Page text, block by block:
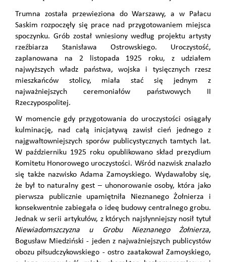
Trumna została przewieziona do Warszawy, a w Pałacu
Saskim rozpoczęły się prace nad przygotowaniem miejsca
spoczynku. Grób został wniesiony według projektu artysty
rzeźbiarza Stanisława Ostrowskiego. Uroczystość,
zaplanowana na 2 listopada 1925 roku, z udziałem
najwyższych władz państwa, wojska i tysięcznych rzesz
mieszkańców stolicy, miała stać się jednym z
najważniejszych ceremoniałów państwowych II
Rzeczypospolitej.
W momencie gdy przygotowania do uroczystości osiągały
kulminację, nad całą inicjatywą zawisł cień jednego z
najgwałtowniejszych sporów publicystycznych tamtych lat.
W październiku 1925 roku opublikowano skład prezydium
Komitetu Honorowego uroczystości. Wśród nazwisk znalazło
się także nazwisko Adama Zamoyskiego. Wydawałoby się,
że był to naturalny gest – uhonorowanie osoby, która jako
pierwsza publicznie upamiętniła Nieznanego Żołnierza i
konsekwentnie zabiegała o ideę budowy centralnego grobu.
Jednak w serii artykułów, z których najsłynniejszy nosił tytuł
Niewiadomszczyzna u Grobu Nieznanego Żołnierza,
Bogusław Miedziński - jeden z najważniejszych publicystów
obozu piłsudczykowskiego - ostro zaatakował Zamoyskiego,